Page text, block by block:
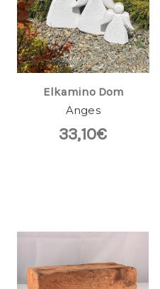
Elkamino Dom
Anges
33,10€